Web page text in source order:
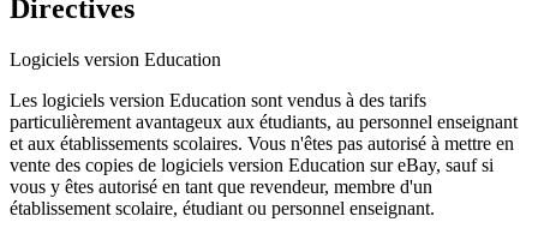
Directives
Logiciels version Education
Les logiciels version Education sont vendus à des tarifs
particulièrement avantageux aux étudiants, au personnel enseignant
et aux établissements scolaires. Vous n'êtes pas autorisé à mettre en
vente des copies de logiciels version Education sur eBay, sauf si
vous y êtes autorisé en tant que revendeur, membre d'un
établissement scolaire, étudiant ou personnel enseignant.